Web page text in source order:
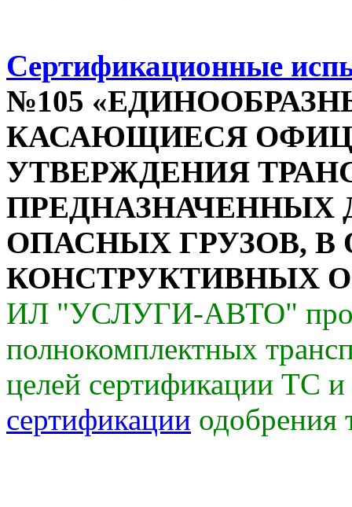
Сертификационные
№105
КАСАЮЩИЕСЯ
УТВЕРЖДЕНИЯ
ПРЕДНАЗНАЧЕННЫХ
ОПАСНЫХ ГРУЗОВ,
КОНСТРУКТИВНЫХ
ИЛ "УСЛУГИ-АВТО"
полнокомплектных
целей сертификации ТС
сертификации одобрения